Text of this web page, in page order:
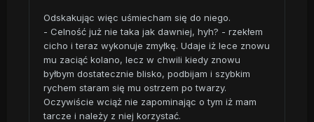
Odskakując więc uśmiecham się do niego.
- Celność już nie taka jak dawniej, hyh? - rzekłem
cicho i teraz wykonuje zmyłkę. Udaje iż lece znowu
mu zaciąć kolano, lecz w chwili kiedy znowu
byłbym dostatecznie blisko, podbijam i szybkim
rychem staram się mu ostrzem po twarzy.
Oczywiście wciąż nie zapominając o tym iż mam
tarcze i należy z niej korzystać.